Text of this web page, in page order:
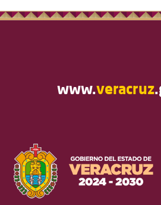
www.veracruz